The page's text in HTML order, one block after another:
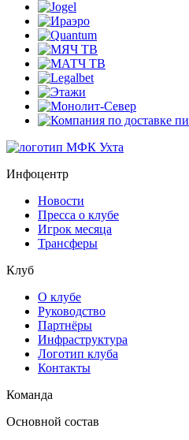
Инфоцентр
Новости
Пресса о клубе
Игрок месяца
Трансферы
Клуб
О клубе
Руководство
Партнёры
Инфраструктура
Логотип клуба
Контакты
Команда
Основной состав